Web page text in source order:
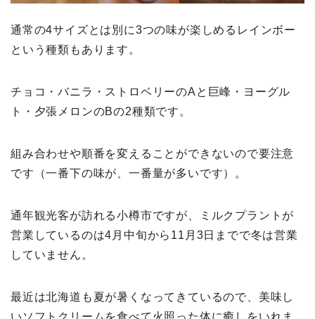
通常の4サイズとは別に3つの味が楽しめるレインボー
という種類もあります。
チョコ・バニラ・ストロベリーのAと巨峰・ヨーグル
ト・夕張メロンのBの2種類です。
組み合わせや順番を変えることができないので要注意
です（一番下の味が、一番量が多いです）。
通年観光客が訪れる小樽市ですが、ミルクプラントが
営業しているのは4月中旬から11月3日までで冬は営業
していません。
最近は北海道も夏が暑くなってきているので、美味し